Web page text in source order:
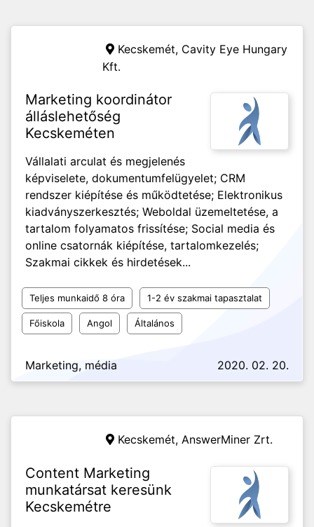
Kecskemét, Cavity Eye Hungary
Kft.
Marketing koordinátor
álláslehetőség
Kecskeméten
Vállalati arculat és megjelenés
képviselete, dokumentumfelügyelet; CRM
rendszer kiépítése és működtetése; Elektronikus
kiadványszerkesztés; Weboldal üzemeltetése, a
tartalom folyamatos frissítése; Social media és
online csatornák kiépítése, tartalomkezelés;
Szakmai cikkek és hirdetések...
Teljes munkaidő 8 óra 1-2 év szakmai tapasztalat
Főiskola Angol Általános
Marketing, média 2020. 02. 20.
Kecskemét, AnswerMiner Zrt.
Content Marketing
munkatársat keresünk
Kecskemétre